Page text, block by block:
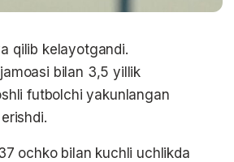
qilib kelayotgandi.
bilan 3,5 yillik
futbolchi yakunlangan
ochko bilan kuchli uchlikda